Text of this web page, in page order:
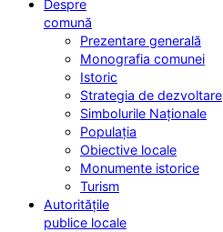
Despre
comună
Prezentare generală
Monografia comunei
Istoric
Strategia de dezvoltare
Simbolurile Naționale
Populația
Obiective locale
Monumente istorice
Turism
Autoritățile
publice locale